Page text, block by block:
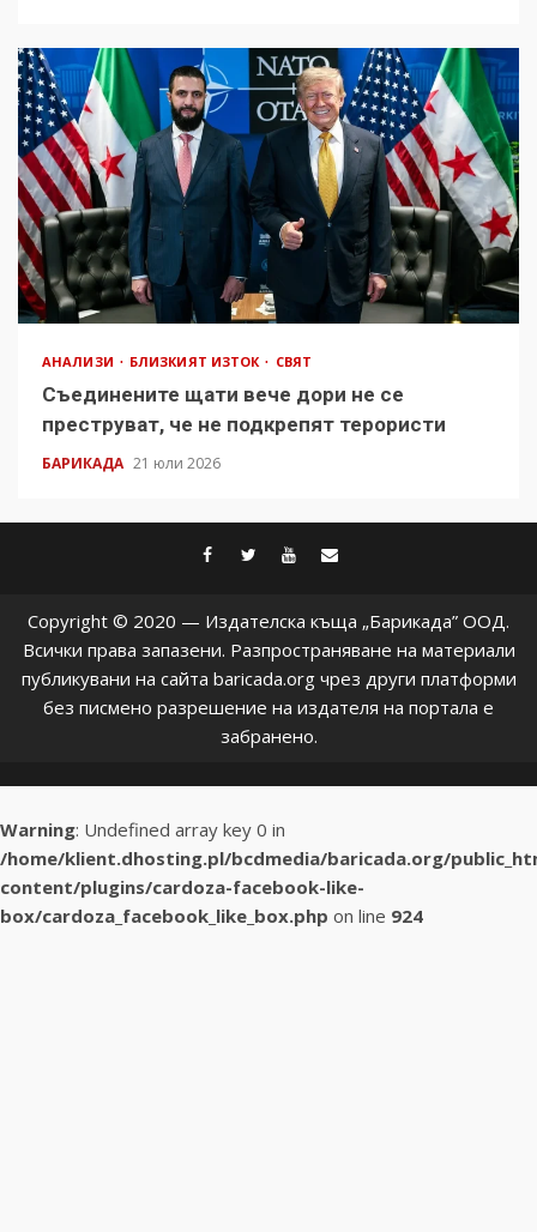
АНАЛИЗИ БЛИЗКИЯТ ИЗТОК СВЯТ
Съединените щати вече дори не се
преструват, че не подкрепят терористи
БАРИКАДА 21 юли 2026
facebook
twitter
youtube
Copyright © 2020 — Издателска къща „Барикада” ООД.
Всички права запазени. Разпространяване на материали
публикувани на сайта baricada.org чрез други платформи
без писмено разрешение на издателя на портала е
забранено.
Warning: Undefined array key 0 in
/home/klient.dhosting.pl/bcdmedia/baricada.org/
content/plugins/cardoza-facebook-like-
box/cardoza_facebook_like_box.php on line 924